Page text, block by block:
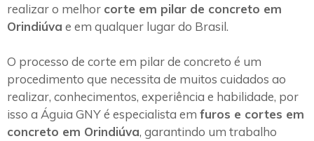
realizar o melhor corte em pilar de concreto em
Orindiúva e em qualquer lugar do Brasil.
O processo de corte em pilar de concreto é um
procedimento que necessita de muitos cuidados ao
realizar, conhecimentos, experiência e habilidade, por
isso a Águia GNY é especialista em furos e cortes em
concreto em Orindiúva, garantindo um trabalho